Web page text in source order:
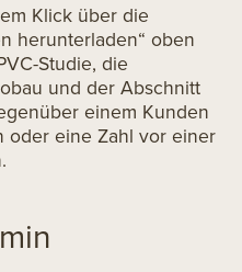
Klick über die
herunterladen“ oben
Studie, die
und der Abschnitt
einem Kunden
oder eine Zahl vor einer